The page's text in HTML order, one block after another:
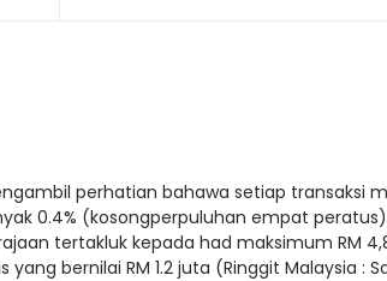
perhatian bahawa setiap transaksi
0.4% (kosongperpuluhan empat peratus)
tertakluk kepada had maksimum RM
bernilai RM 1.2 juta (Ringgit Malaysia :